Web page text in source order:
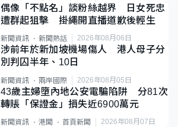
偶像「不點名」談粉絲越界 日女死忠
遭群起狙擊 掛繩開直播道歉後輕生
新聞資訊 新聞熱話 2026年08月06日
涉前年於新加坡機場傷人 港人母子分
別判囚半年、10日
新聞資訊 兩岸國際 2026年08月05日
43歲主婦墮內地公安電騙陷阱 分81次
轉賬「保證金」損失近6900萬元
新聞資訊 港聞 首頁新聞 2026年08月07日